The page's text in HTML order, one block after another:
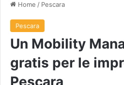
Home / Pescara
Pescara
Un Mobility
gratis per le